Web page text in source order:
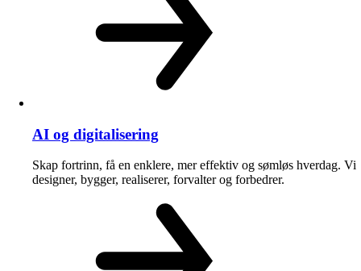
AI og digitalisering
Skap fortrinn, få en enklere, mer effektiv og sømløs hverdag. Vi
designer, bygger, realiserer, forvalter og forbedrer.